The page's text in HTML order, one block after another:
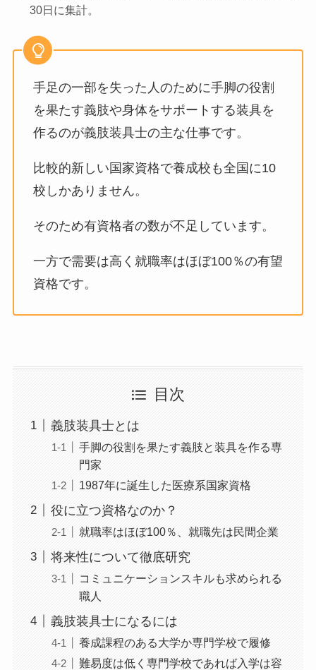
30日に集計。
手足の一部を失った人のために手脚の役割
を果たす義肢や身体をサポートする装具を
作るのが義肢装具士の主な仕事です。
比較的新しい国家資格で養成校も全国に10
校しかありません。
そのため有資格者の数が不足しています。
一方で需要は高く就職率はほぼ100％の有望
資格です。
目次
義肢装具士とは
手脚の役割を果たす義肢と装具を作る専
門家
1987年に誕生した医療系国家資格
役に立つ資格なのか？
就職率はほぼ100％、就職先は民間企業
将来性について徹底研究
コミュニケーションスキルも求められる
職人
義肢装具士になるには
養成課程のある大学か専門学校で履修
難易度は低く専門学校であれば入学は容